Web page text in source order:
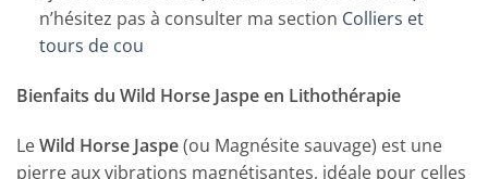
n’hésitez pas à consulter ma section Colliers et
tours de cou
Bienfaits du Wild Horse Jaspe en Lithothérapie
LeWild Horse Jaspe(ou Magnésite sauvage) est une
pierre aux vibrations magnétisantes, idéale pour celles